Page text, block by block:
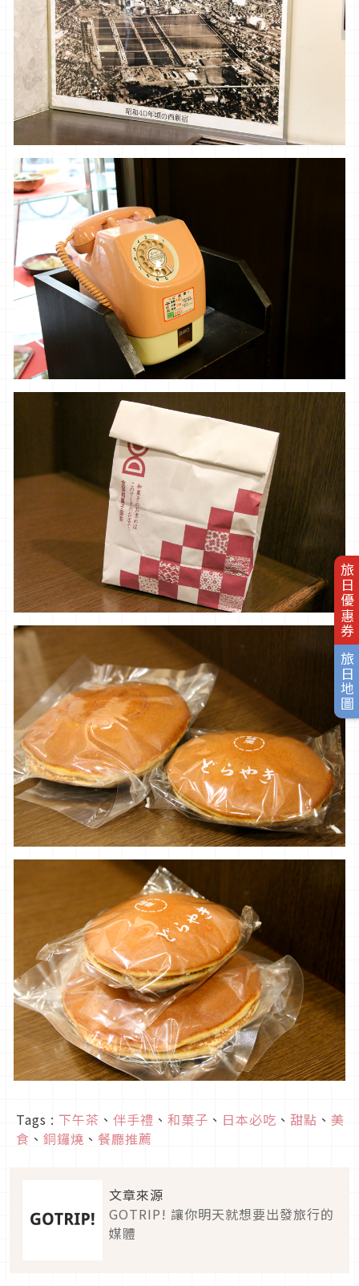
旅日優惠券
旅日地圖
Tags : 下午茶 、 伴手禮 、 和菓子 、 日本必吃 、 甜點 、 美
食 、 銅鑼燒 、 餐廳推薦
文章來源
GOTRIP! 讓你明天就想要出發旅行的
媒體